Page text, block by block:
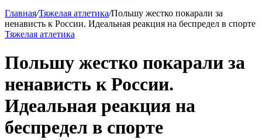
Главная/Тяжелая атлетика/Польшу жестко покарали за
ненависть к России. Идеальная реакция на беспредел в спорте
Тяжелая атлетика
Польшу жестко покарали за
ненависть к России.
Идеальная реакция на
беспредел в спорте